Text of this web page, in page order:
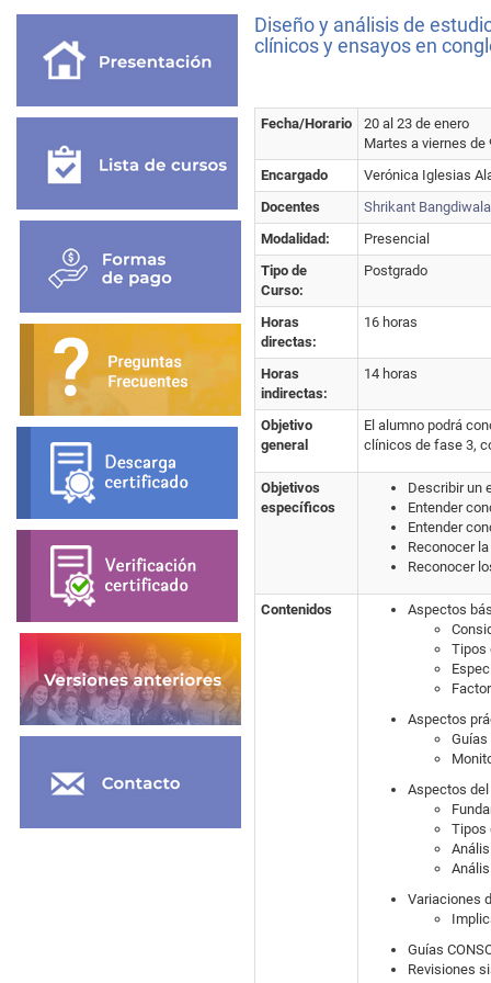
Diseño y análisis de
clínicos y ensayos en
Fecha/Horario
20 al 23 de enero
Martes a viernes de
Encargado
Verónica Iglesias
Docentes
Shrikant
Modalidad:
Presencial
Tipo de
Curso:
Postgrado
Horas
directas:
16 horas
Horas
indirectas:
14 horas
Objetivo
general
El alumno podrá
clínicos de fase 3,
Objetivos
específicos
Describir un
Entender
Entender
Reconocer
Reconocer
Contenidos
Aspectos
Tipos
Aspectos
Guías
Aspectos
Tipos
Variaciones
Guías
Revisiones